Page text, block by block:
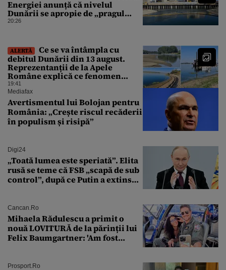
Energiei anunță că nivelul
Dunării se apropie de „pragul
critic”, iar centrala de la
20:26
ALERTĂ
Ce se va întâmpla cu
debitul Dunării din 13 august.
Reprezentanții de la Apele
Române explică ce fenomen
urmează
19:41
Mediafax
Avertismentul lui Bolojan pentru
România: „Crește riscul recăderii
în populism și risipă”
Digi24
„Toată lumea este speriată”. Elita
rusă se teme că FSB „scapă de sub
control”, după ce Putin a extins
Cancan.ro
Mihaela Rădulescu a primit o
nouă LOVITURĂ de la părinții lui
Felix Baumgartner: 'Am fost
Prosport.ro